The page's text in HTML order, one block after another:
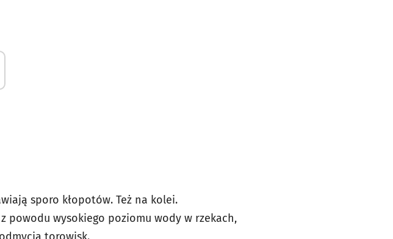
sporo kłopotów. Też na kolei.
powodu wysokiego poziomu wody w rzekach,